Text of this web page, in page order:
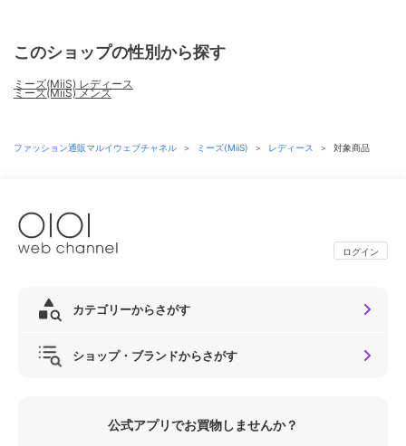
このショップの性別から探す
ミーズ(MiiS) レディース
ミーズ(MiiS) メンズ
ファッション通販マルイウェブチャネル ＞ ミーズ(MiiS) ＞ レディース ＞ 対象商品
ログイン
カテゴリーからさがす
ショップ・ブランドからさがす
公式アプリでお買物しませんか？